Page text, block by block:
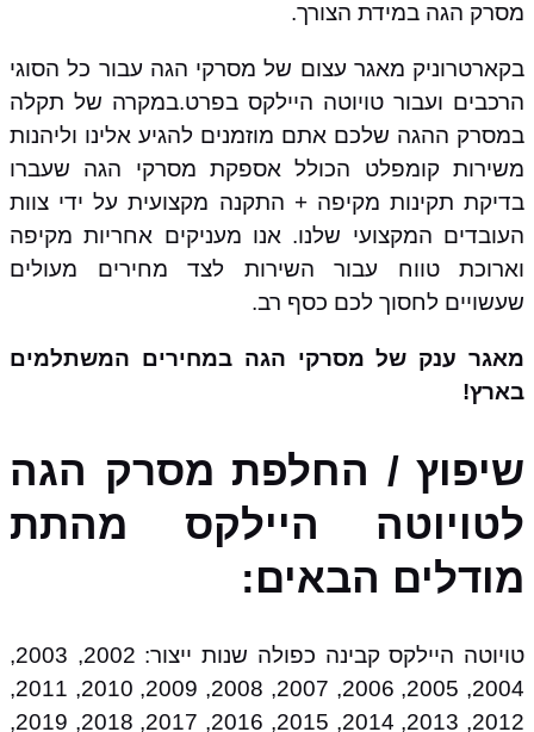
מסרק הגה במידת הצורך.
בקארטרוניק מאגר עצום של מסרקי הגה עבור כל הסוגי
הרכבים ועבור טויוטה היילקס בפרט.במקרה של תקלה
במסרק ההגה שלכם אתם מוזמנים להגיע אלינו וליהנות
משירות קומפלט הכולל אספקת מסרקי הגה שעברו
בדיקת תקינות מקיפה + התקנה מקצועית על ידי צוות
העובדים המקצועי שלנו. אנו מעניקים אחריות מקיפה
וארוכת טווח עבור השירות לצד מחירים מעולים
שעשויים לחסוך לכם כסף רב.
מאגר ענק של מסרקי הגה במחירים המשתלמים
בארץ!
שיפוץ / החלפת מסרק הגה
לטויוטה היילקס מהתת
מודלים הבאים:
טויוטה היילקס קבינה כפולה שנות ייצור: 2002, 2003,
2004, 2005, 2006, 2007, 2008, 2009, 2010, 2011,
2012, 2013, 2014, 2015, 2016, 2017, 2018, 2019,